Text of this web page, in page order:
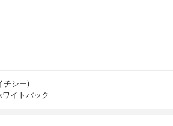
チシー)
イトパック